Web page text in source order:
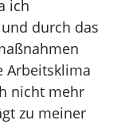
ich
durch das
Arbeitsklima
nicht mehr
zu meiner